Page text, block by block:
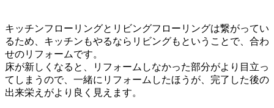
キッチンフローリングとリビングフローリングは繋がってい
るため、 キッチンもやるならリビングもということで、合わ
せのリフォームです。
床が新しくなると、リフォームしなかった部分がより目立っ
てしまうので、 一緒にリフォームしたほうが、完了した後の
出来栄えがより良く見えます。